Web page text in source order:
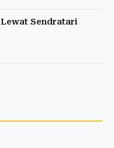
Sendratari